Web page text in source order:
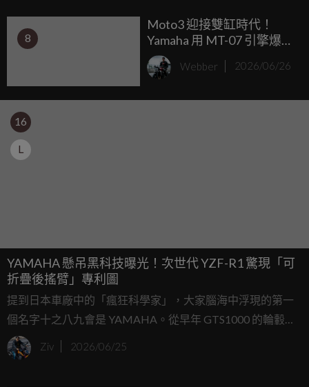
8
Moto3 迎接雙缸時代！
Yamaha 用 MT-07 引擎爆改
賽化、打造全新 GP 賽車
Webber 2026/06/26
16
L
YAMAHA 懸吊黑科技曝光！次世代 YZF-R1 驚現「可
折疊後搖臂」專利圖
提到日本車廠中的「瘋狂科學家」，大家腦海中浮現的第一
個名字十之八九會是 YAMAHA。從早年 GTS1000 的輪轂轉
向系統，到近年 LMW 倒三輪科技的 Niken，這間以樂器起
家、卻總愛在機械結構上「點錯科技樹」的車廠，似乎永遠
Ziv 2026/06/25